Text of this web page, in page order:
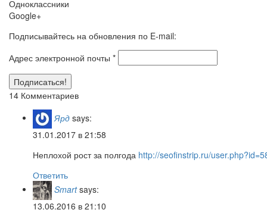
Одноклассники
Google+
Подписывайтесь на обновления по E-mail:
Адрес электронной почты *
14 Комментариев
Ярд says:
31.01.2017 в 21:58
Неплохой рост за полгода http://seofinstrip.ru/
Ответить
Smart says:
13.06.2016 в 21:10